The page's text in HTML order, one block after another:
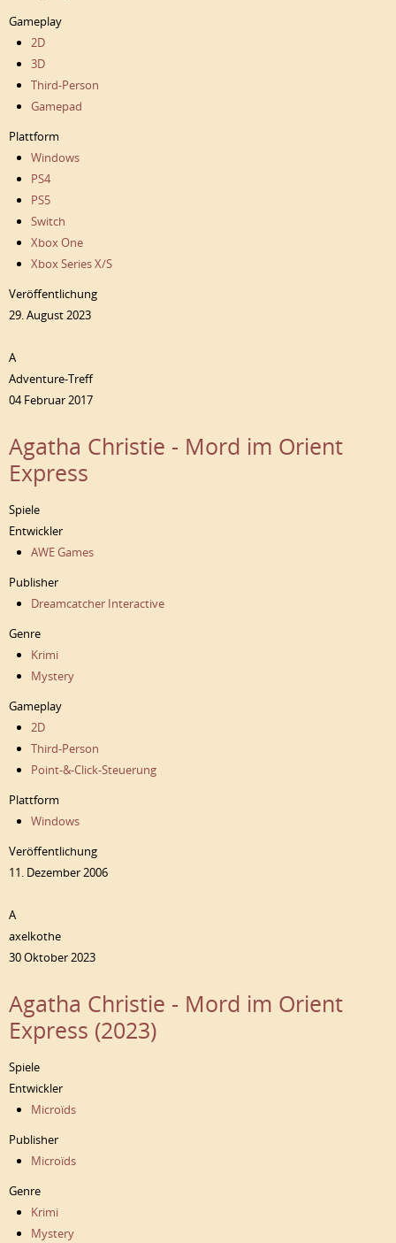
Gameplay
2D
3D
Third-Person
Gamepad
Plattform
Windows
PS4
PS5
Switch
Xbox One
Xbox Series X/S
Veröffentlichung
29. August 2023
A
Adventure-Treff
04 Februar 2017
Agatha Christie - Mord im Orient
Express
Spiele
Entwickler
AWE Games
Publisher
Dreamcatcher Interactive
Genre
Krimi
Mystery
Gameplay
2D
Third-Person
Point-&-Click-Steuerung
Plattform
Windows
Veröffentlichung
11. Dezember 2006
A
axelkothe
30 Oktober 2023
Agatha Christie - Mord im Orient
Express (2023)
Spiele
Entwickler
Microïds
Publisher
Microïds
Genre
Krimi
Mystery